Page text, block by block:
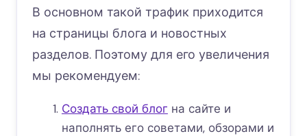
В основном такой трафик приходится
на страницы блога и новостных
разделов. Поэтому для его увеличения
мы рекомендуем:
Создать свой блог на сайте и
наполнять его советами, обзорами и